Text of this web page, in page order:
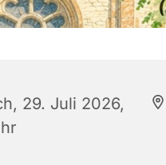
29. Juli 2026,